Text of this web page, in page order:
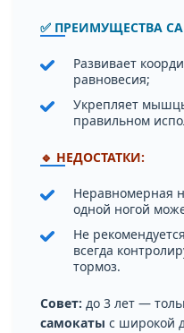
✅ ПРЕИМУЩЕСТВА
Развивает
равновесия;
Укрепляет
правильном
🔹 НЕДОСТАТКИ:
Неравномерная
одной ногой
Не
всегда
тормоз.
Совет: до 3 лет —
самокаты с широкой